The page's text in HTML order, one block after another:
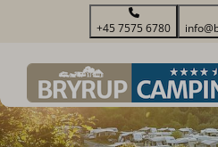
+45 7575 6780